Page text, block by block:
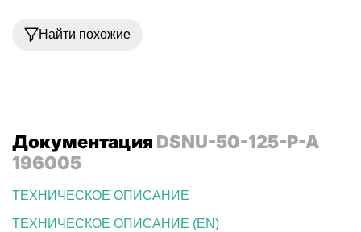
Найти похожие
Документация DSNU-50-125-P-A
196005
ТЕХНИЧЕСКОЕ ОПИСАНИЕ
ТЕХНИЧЕСКОЕ ОПИСАНИЕ (EN)